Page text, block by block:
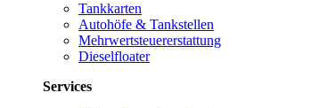
Tankkarten
Autohöfe & Tankstellen
Mehrwertsteuererstattung
Dieselfloater
Services